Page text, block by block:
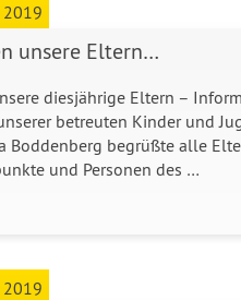
2019
unsere Eltern…
diesjährige Eltern –
betreuten Kinder und
Boddenberg begrüßte alle
und Personen des …
2019